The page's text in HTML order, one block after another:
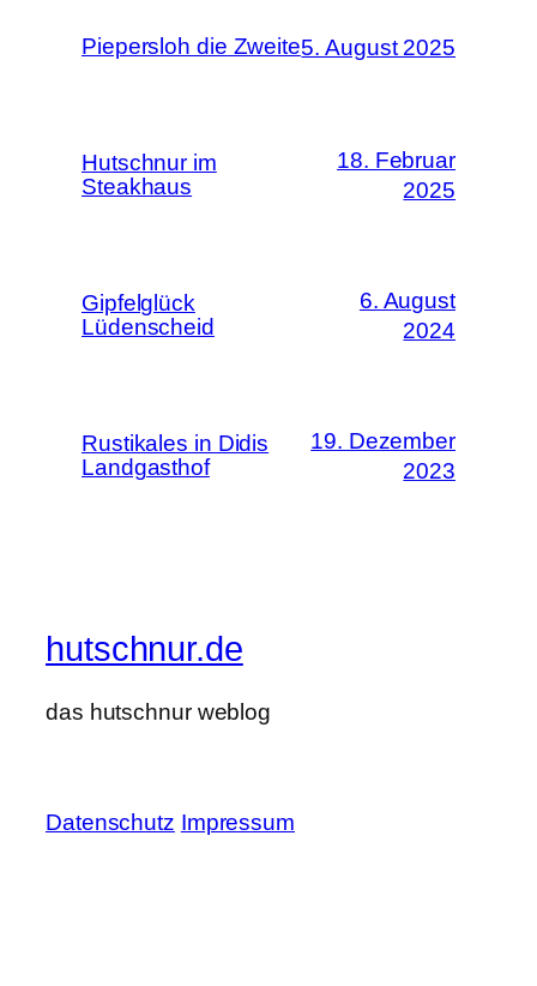
Piepersloh die Zweite5. August 2025
Hutschnur im
Steakhaus
18. Februar
2025
Gipfelglück
Lüdenscheid
6. August
2024
Rustikales in Didis
Landgasthof
19. Dezember
2023
hutschnur.de
das hutschnur weblog
Datenschutz Impressum